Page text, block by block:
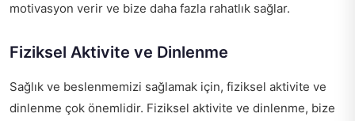
motivasyon verir ve bize daha fazla rahatlık sağlar.
Fiziksel Aktivite ve Dinlenme
Sağlık ve beslenmemizi sağlamak için, fiziksel aktivite ve
dinlenme çok önemlidir. Fiziksel aktivite ve dinlenme, bize